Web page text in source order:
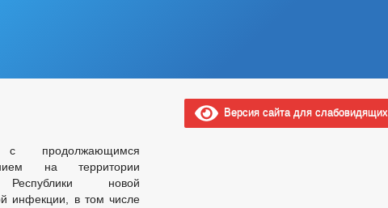
на территории
Республики новой
инфекции, в том числе
Версия сайта для слабовидящих